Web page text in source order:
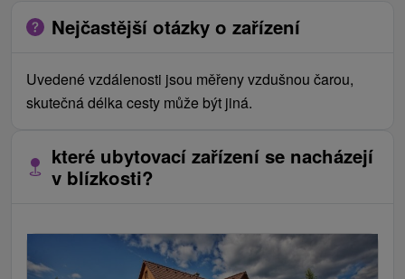
Nejčastější otázky o zařízení
Uvedené vzdálenosti jsou měřeny vzdušnou čarou,
skutečná délka cesty může být jiná.
které ubytovací zařízení se nacházejí
v blízkosti?